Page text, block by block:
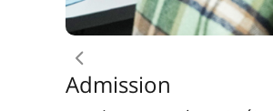
Voies de
Soumission des
Soumission des
d’admission de